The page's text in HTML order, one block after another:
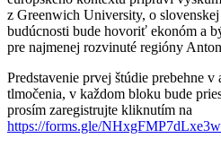
z Greenwich University, o
budúcnosti bude hovoriť ekonóm a
pre najmenej rozvinuté regióny
Predstavenie prvej štúdie prebehne
tlmočenia, v každom bloku bude
prosím zaregistrujte kliknutím na
https://forms.gle/